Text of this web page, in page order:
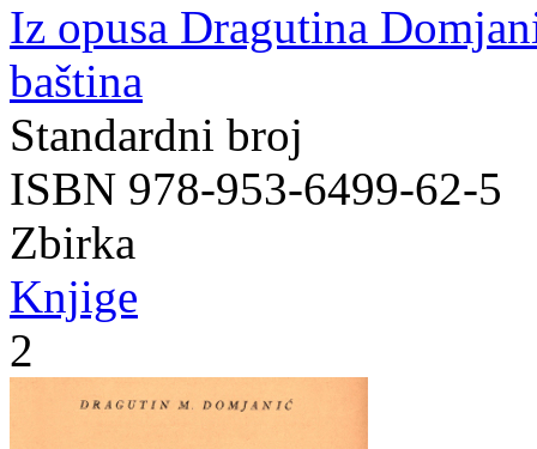
Iz opusa Dragutina
baština
Standardni broj
ISBN 978-953-6499-62-5
Zbirka
Knjige
2